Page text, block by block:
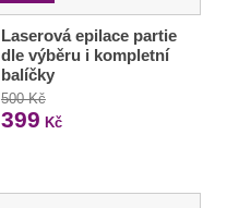
Laserová epilace partie
dle výběru i kompletní
balíčky
500 Kč
399 Kč